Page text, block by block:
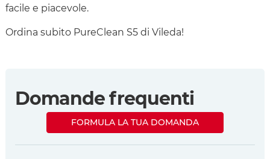
facile e piacevole.
Ordina subito PureClean S5 di Vileda!
Domande frequenti
FORMULA LA TUA DOMANDA